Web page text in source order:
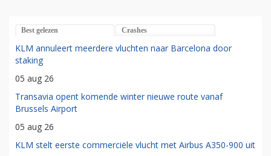
Best gelezen Crashes
KLM annuleert meerdere vluchten naar Barcelona door
staking
05 aug 26
Transavia opent komende winter nieuwe route vanaf
Brussels Airport
05 aug 26
KLM stelt eerste commerciële vlucht met Airbus A350-900 uit